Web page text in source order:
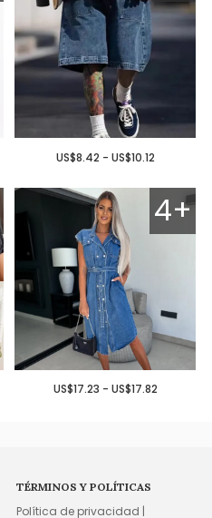
US$8.42 - US$10.12
4+
US$17.23 - US$17.82
TÉRMINOS Y POLÍTICAS
Política de privacidad |